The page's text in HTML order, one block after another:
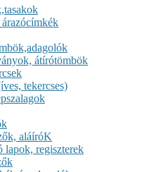
átírótömbök
tekercses)
aláíróK
lapok, regiszterek